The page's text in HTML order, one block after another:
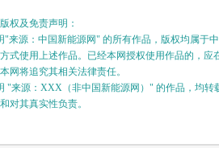
权及免责声明：
"来源：中国新能源网" 的所有作品，版权均属于
式使用上述作品。已经本网授权使用作品的，
网将追究其相关法律责任。
"来源：XXX（非中国新能源网）" 的作品，均
对其真实性负责。